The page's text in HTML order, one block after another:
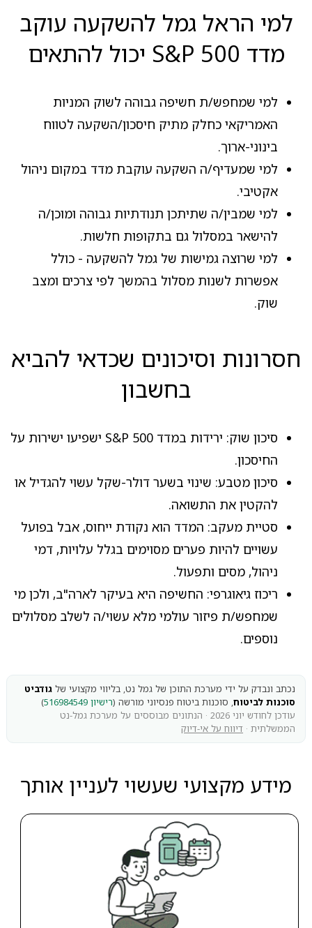
למי הראל גמל להשקעה עוקב
מדד S&P 500 יכול להתאים
למי שמחפש/ת חשיפה גבוהה לשוק המניות
האמריקאי כחלק מתיק חיסכון/השקעה לטווח
בינוני-ארוך.
למי שמעדיף/ה השקעה עוקבת מדד במקום ניהול
אקטיבי.
למי שמבין/ה שתיתכן תנודתיות גבוהה ומוכן/ה
להישאר במסלול גם בתקופות חלשות.
למי שרוצה גמישות של גמל להשקעה - כולל
אפשרות לשנות מסלול בהמשך לפי צרכים ומצב
שוק.
חסרונות וסיכונים שכדאי להביא
בחשבון
סיכון שוק: ירידות במדד S&P 500 ישפיעו ישירות על
החיסכון.
סיכון מטבע: שינוי בשער דולר-שקל עשוי להגדיל או
להקטין את התשואה.
סטיית מעקב: המדד הוא נקודת ייחוס, אבל בפועל
עשויים להיות פערים מסוימים בגלל עלויות, דמי
ניהול, מסים ותפעול.
ריכוז גיאוגרפי: החשיפה היא בעיקר לארה"ב, ולכן מי
שמחפש/ת פיזור עולמי מלא עשוי/ה לשלב מסלולים
נוספים.
נכתב ונבדק על ידי מערכת התוכן של גמל נט, בליווי מקצועי של גודביט
סוכנות לביטוח, סוכנות ביטוח פנסיוני מורשה (רישיון 516984549
)
עודכן לחודש יוני 2026 · הנתונים מבוססים על מערכת גמל-נט
הממשלתית · דיווח על אי-דיוק
מידע מקצועי שעשוי לעניין אותך